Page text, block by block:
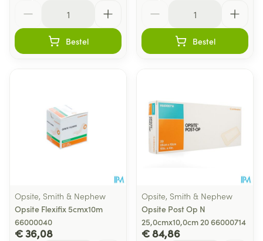
Bestel Bestel
Opsite, Smith & Nephew
Opsite Flexifix 5cmx10m
66000040
€ 36,08
Opsite, Smith & Nephew
Opsite Post Op N
25,0cmx10,0cm 20 66000714
€ 84,86